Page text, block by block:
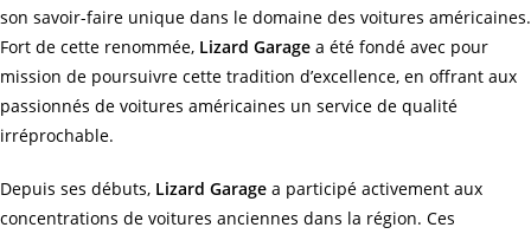
son savoir-faire unique dans le domaine des voitures américaines.
Fort de cette renommée, Lizard Garage a été fondé avec pour
mission de poursuivre cette tradition d’excellence, en offrant aux
passionnés de voitures américaines un service de qualité
irréprochable.
Depuis ses débuts, Lizard Garage a participé activement aux
concentrations de voitures anciennes dans la région. Ces